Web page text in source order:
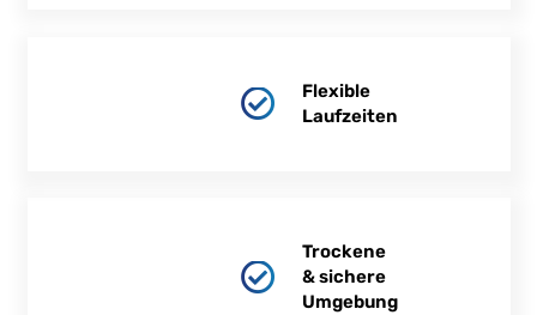
Flexible
Laufzeiten
Trockene
& sichere
Umgebung